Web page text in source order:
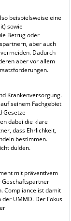
beispielsweise eine
sowie
Betrug oder
aber auch
Dadurch
aber vor allem
Krankenversorgung.
seinem Fachgebiet
Gesetze
dabei die klare
dass Ehrlichkeit,
bestimmen.
dulden.
mit präventivem
Geschäftspartner
Compliance ist damit
UMMD. Der Fokus